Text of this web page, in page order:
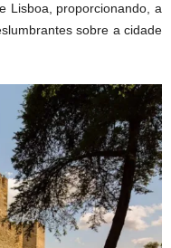
Lisboa, proporcionando, a
sobre a cidade